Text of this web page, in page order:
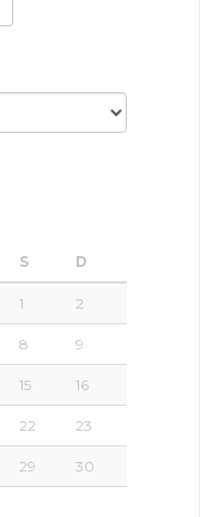
S D
1 2
8 9
15 16
22 23
29 30